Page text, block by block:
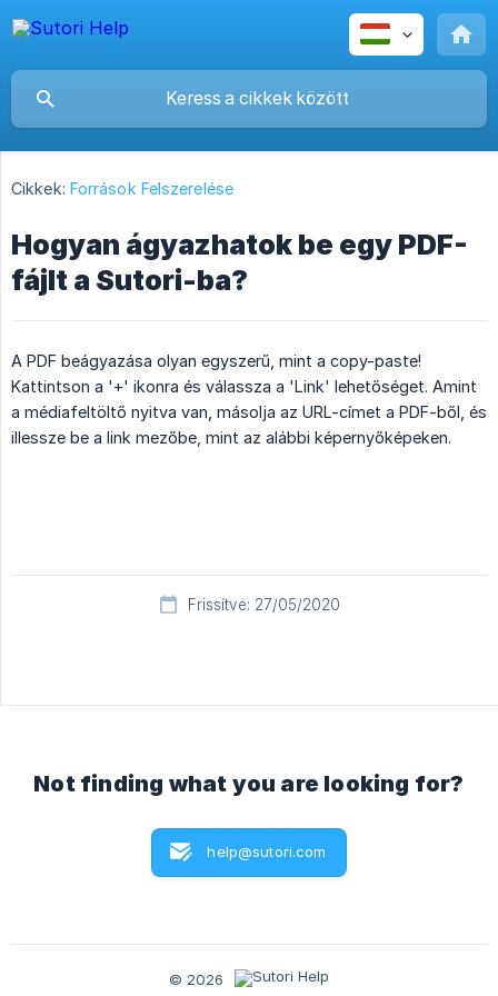
Cikkek: Források Felszerelése
Hogyan ágyazhatok be egy PDF-
fájlt a Sutori-ba?
A PDF beágyazása olyan egyszerű, mint a copy-paste!
Kattintson a '+' ikonra és válassza a 'Link' lehetőséget. Amint
a médiafeltöltő nyitva van, másolja az URL-címet a PDF-ből, és
illessze be a link mezőbe, mint az alábbi képernyőképeken.
Frissítve: 27/05/2020
Not finding what you are looking for?
help@sutori.com
© 2026